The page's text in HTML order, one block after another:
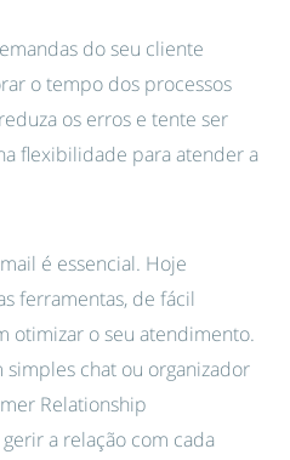
do seu cliente
o tempo dos processos
os erros e tente ser
flexibilidade para atender a
é essencial. Hoje
ferramentas, de fácil
otimizar o seu atendimento.
simples chat ou organizador
Relationship
a relação com cada